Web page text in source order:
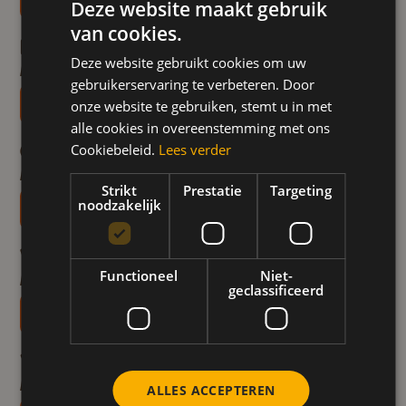
Frappuccino met honing
Bereidingstijd 10-min
Ontdek het recept
Oh Honey
Bereidingstijd 10-min
Ontdek het recept
Moment voor jezelf Drankjes
Winter Star
Bereidingstijd 10-min
Ontdek het recept
Moment voor jezelf Drankjes
Very Berry ijs thee
Bereidingstijd 10-min
Deze website maakt gebruik
van cookies.
Deze website gebruikt cookies om uw
gebruikerservaring te verbeteren. Door
onze website te gebruiken, stemt u in met
alle cookies in overeenstemming met ons
Cookiebeleid. Lees verder
Strikt
noodzakelijk
Prestatie Targeting
Functioneel
Niet-
geclassificeerd
ALLES ACCEPTEREN